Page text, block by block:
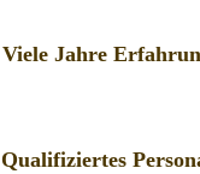
Viele Jahre
Qualifiziertes